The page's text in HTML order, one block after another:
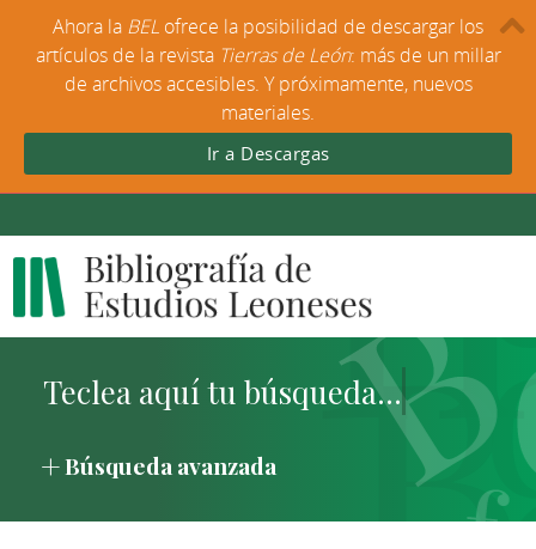
Búsqueda avanzada
Ahora la BEL ofrece la posibilidad de descargar los
artículos de la revista Tierras de León: más de un millar
de archivos accesibles. Y próximamente, nuevos
materiales.
Ir a Descargas